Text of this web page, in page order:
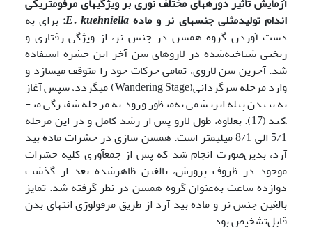
اندام تولیدمثلی جنس­های نر و مادهE. kuehniella
: برای به
دست آوردن گروه هم­سن در جنس نر، از ویژگی رفتاری و
ریختی شناخته‌شده در لاروهای سن آخر این حشره استفاده
شد. آخرین سن لاروی، تمامی حرکات خود را متوقف می­سازد و
وارد مرحله سرگردانی(Wandering Stage) می­گردد، سپس آغاز
به تنیدن پیله ابریشمی به‌منظور ورود به مرحله شفیرگی می­
کند (17). بعلاوه، طول لارو پس از رشد کامل و در این مرحله
5/1 الی 8/1 میلی­متر است. هم­سن سازی در حشرات ماده بید
آرد، بدین‌صورت انجام شد که پس از جمع­آوری کلیه حشرات
موجود در ظروف پرورش، بالغین ظاهرشده بعد از گذشت
دوازده ساعت به‌عنوان گروه هم­سن در نظر گرفته شد. تمایز
بالغین جنس نر و ماده بید آرد از طریق مرفولوژی انتهای بدن
قابل‌تشخیص بود.